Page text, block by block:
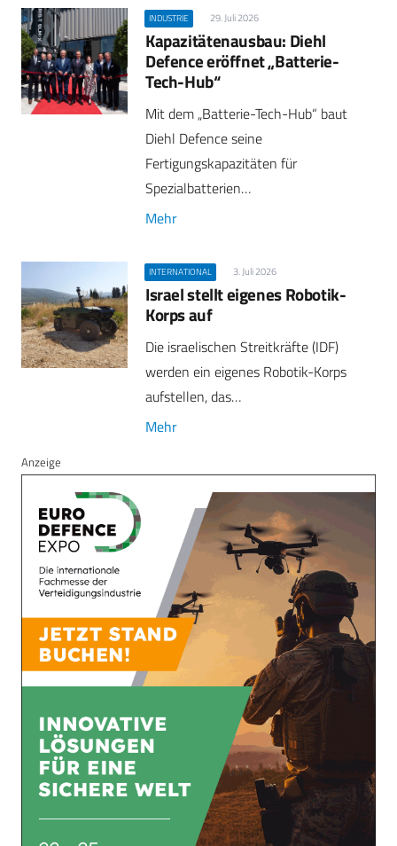
INDUSTRIE 29. Juli 2026
Kapazitätenausbau: Diehl
Defence eröffnet „Batterie-
Tech-Hub“
Mit dem „Batterie-Tech-Hub“ baut
Diehl Defence seine
Fertigungskapazitäten für
Spezialbatterien…
Mehr
INTERNATIONAL 3. Juli 2026
Israel stellt eigenes Robotik-
Korps auf
Die israelischen Streitkräfte (IDF)
werden ein eigenes Robotik-Korps
aufstellen, das…
Mehr
Anzeige